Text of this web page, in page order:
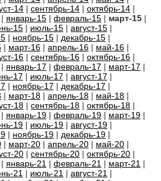
14 | сентябрь-14 | октябрь-14 |
| январь-15 | февраль-15 | март-15 |
15 | июль-15 | август-15 |
| ноябрь-15 | декабрь-15 |
| март-16 | апрель-16 | май-16 |
16 | сентябрь-16 | октябрь-16 |
| январь-17 | февраль-17 | март-17 |
17 | июль-17 | август-17 |
| ноябрь-17 | декабрь-17 |
| март-18 | апрель-18 | май-18 |
18 | сентябрь-18 | октябрь-18 |
| январь-19 | февраль-19 | март-19 |
19 | июль-19 | август-19 |
| ноябрь-19 | декабрь-19 |
| март-20 | апрель-20 | май-20 |
20 | сентябрь-20 | октябрь-20 |
| январь-21 | февраль-21 | март-21 |
21 | июль-21 | август-21 |